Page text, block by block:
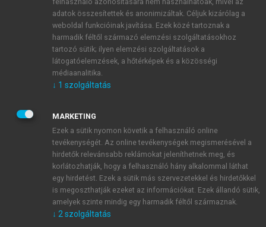
16.6. Háborús sérülések
A harccselekmények kapcsán főleg lövési és
robbanásos sérülések keletkeznek, utóbbiak egyre
növekvő számban. Ezek ellátása külöleges háborús
sebészeti elvek szerint történik, rendszerint a
csapatmozgások következtében a közlekedési
balesetek száma is jelentős. A koalíciós erők
ellátásában a mielőbbi anyaországba való evakuáció
elve érvényesül. A stabil állapotú sérülteket légi úton
szállítják az anyaországbeli ellátó helyekre.
Problémát jelent azonban a helyi hadsereg és
rendőrség, illetve a polgári lakosság további ellátása.
A NATO-val való együttműködés alapján a koalíciós
adatok összesítettek és anonimizáltak. Céljuk kizárólag a
weboldal funkcióinak javítása. Ezek közé tartoznak a
harmadik féltől származó elemzési szolgáltatásokhoz
tartozó sütik; ilyen elemzési szolgáltatások a
látogatóelemzések, a hőtérképek és a közösségi
médiaanalitika.
↓ 1 szolgáltatás
MARKETING
Ezek a sütik nyomon követik a felhasználó online
tevékenységét. Az online tevékenységek megismerésével a
hirdetők relevánsabb reklámokat jeleníthetnek meg, és
korlátozhatják, hogy a felhasználó hány alkalommal láthat
egy hirdetést. Ezek a sütik más szervezetekkel és hirdetőkkel
is megoszthatják ezeket az információkat. Ezek állandó sütik,
amelyek szinte mindig egy harmadik féltől származnak.
↓ 2 szolgáltatás